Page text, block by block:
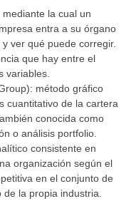
mediante la cual un
entra a su órgano
ver qué puede corregir.
que hay entre el
variables.
método gráfico
cuantitativo de la cartera
conocida como
o análisis portfolio.
consistente en
organización según el
en el conjunto de
la propia industria.